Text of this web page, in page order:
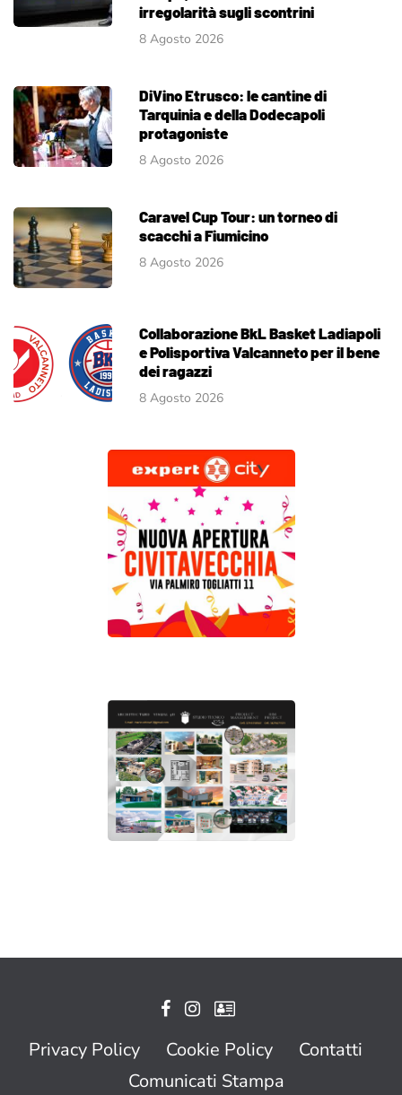
irregolarità sugli scontrini
8 Agosto 2026
DiVino Etrusco: le cantine di
Tarquinia e della Dodecapoli
protagoniste
8 Agosto 2026
Caravel Cup Tour: un torneo di
scacchi a Fiumicino
8 Agosto 2026
Collaborazione BkL Basket Ladiapoli
e Polisportiva Valcanneto per il bene
dei ragazzi
8 Agosto 2026
Privacy Policy Cookie Policy
Contatti
Comunicati Stampa